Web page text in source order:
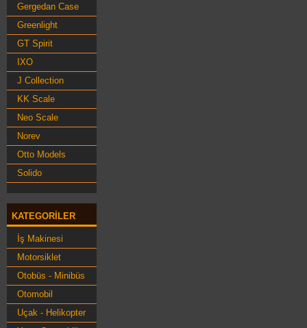
Gergedan Case
Greenlight
GT Spirit
IXO
J Collection
KK Scale
Neo Scale
Norev
Otto Models
Solido
KATEGORILER
İş Makinesi
Motorsiklet
Otobüs - Minibüs
Otomobil
Uçak - Helikopter